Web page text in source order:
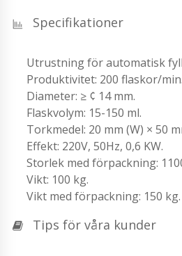
Specifikationer
Utrustning för automatisk
Produktivitet: 200 flaskor/min.
Diameter: ≥ ¢ 14 mm.
Flaskvolym: 15-150 ml.
Torkmedel: 20 mm (W) × 50
Effekt: 220V, 50Hz, 0,6 KW.
Storlek med förpackning:
Vikt: 100 kg.
Vikt med förpackning: 150 kg.
Tips för våra kunder